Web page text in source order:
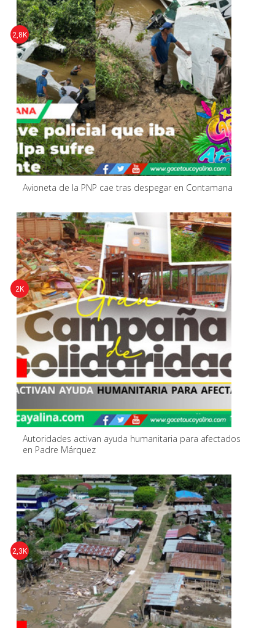
Avioneta de la PNP cae tras despegar en Contamana
2,8K
Autoridades activan ayuda humanitaria para afectados
en Padre Márquez
2K
2,3K